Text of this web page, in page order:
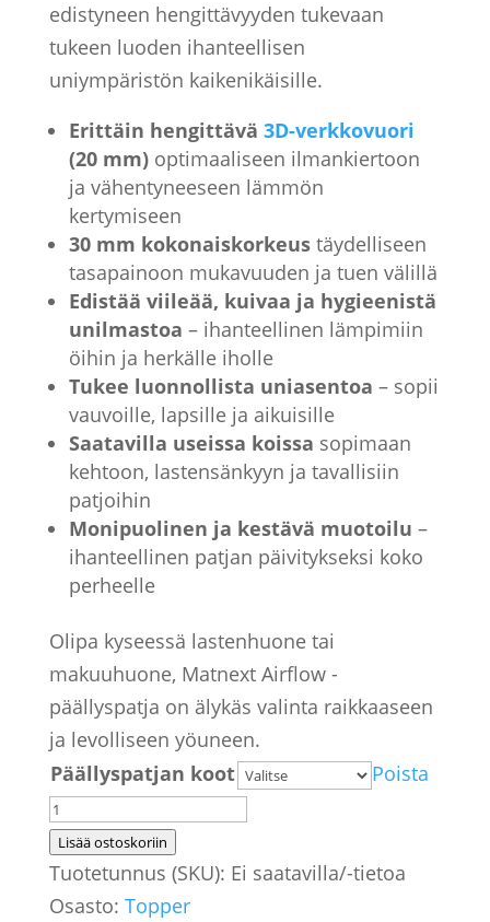
edistyneen hengittävyyden tukevaan
tukeen luoden ihanteellisen
uniympäristön kaikenikäisille.
Erittäin hengittävä 3D-verkkovuori
(20 mm)optimaaliseen ilmankiertoon
ja vähentyneeseen lämmön
kertymiseen
30 mm kokonaiskorkeustäydelliseen
tasapainoon mukavuuden ja tuen välillä
Edistää viileää, kuivaa ja hygieenistä
unilmastoa – ihanteellinen lämpimiin
öihin ja herkälle iholle
Tukee luonnollista uniasentoa – sopii
vauvoille, lapsille ja aikuisille
Saatavilla useissa koissa sopimaan
kehtoon, lastensänkyyn ja tavallisiin
patjoihin
Monipuolinen ja kestävä muotoilu –
ihanteellinen patjan päivitykseksi koko
perheelle
Olipa kyseessä lastenhuone tai
makuuhuone, Matnext Airflow -
päällyspatja on älykäs valinta raikkaaseen
ja levolliseen yöuneen.
Päällyspatjan koot
Poista
Matnext
Airflow
-
päällyspatja
Lisää ostoskoriin
Tuotetunnus (SKU): Ei saatavilla/-tietoa
Osasto: Topper